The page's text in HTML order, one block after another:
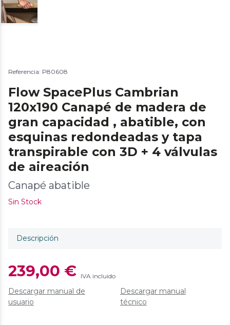
Referencia: P80608
Flow SpacePlus Cambrian
120x190 Canapé de madera de
gran capacidad , abatible, con
esquinas redondeadas y tapa
transpirable con 3D + 4 válvulas
de aireación
Canapé abatible
Sin Stock
Descripción
239,00 € IVA incluido
Descargar manual de
usuario
Descargar manual
técnico